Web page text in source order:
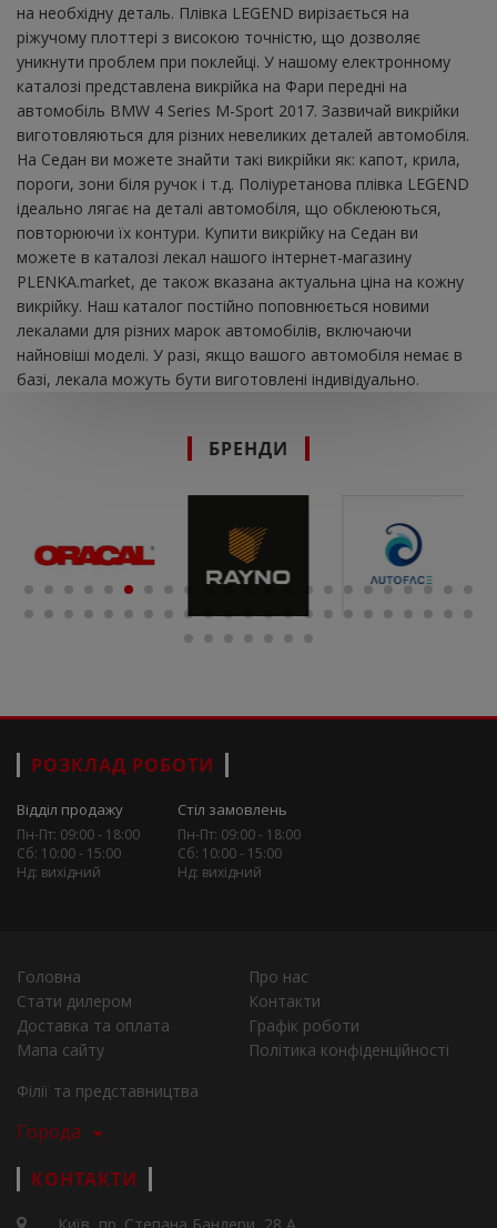
на необхідну деталь. Плівка LEGEND вирізається на
ріжучому плоттері з високою точністю, що дозволяє
уникнути проблем при поклейці. У нашому електронному
каталозі представлена ​​викрійка на Фари передні на
автомобіль BMW 4 Series M-Sport 2017. Зазвичай викрійки
виготовляються для різних невеликих деталей автомобіля.
На Седан ви можете знайти такі викрійки як: капот, крила,
пороги, зони біля ручок і т.д. Поліуретанова плівка LEGEND
ідеально лягає на деталі автомобіля, що обклеюються,
повторюючи їх контури. Купити викрійку на Седан ви
можете в каталозі лекал нашого інтернет-магазину
PLENKA.market, де також вказана актуальна ціна на кожну
викрійку. Наш каталог постійно поповнюється новими
лекалами для різних марок автомобілів, включаючи
найновіші моделі. У разі, якщо вашого автомобіля немає в
базі, лекала можуть бути виготовлені індивідуально.
БРЕНДИ
РОЗКЛАД РОБОТИ
Відділ продажу
Пн-Пт: 09:00 - 18:00
Сб: 10:00 - 15:00
Нд: вихідний
Стіл замовлень
Пн-Пт: 09:00 - 18:00
Сб: 10:00 - 15:00
Нд: вихідний
Головна
Про нас
Стати дилером
Контакти
Доставка та оплата
Графік роботи
Мапа сайту
Політика конфіденційності
Філії та представництва
Города
КОНТАКТИ